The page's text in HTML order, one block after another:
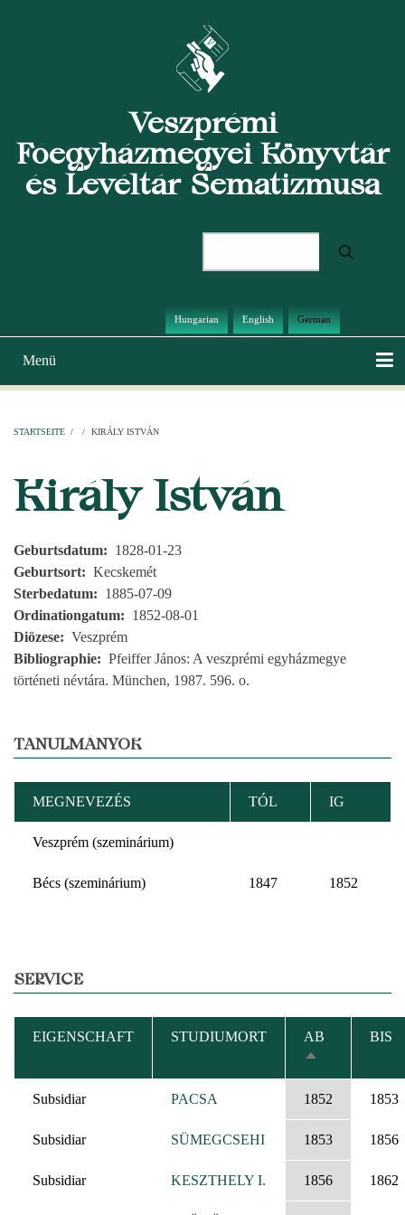
Veszprémi
Főegyházmegyei Könyvtár
és Levéltár Sematizmusa
Hungarian English German
Hauptnavigation
Menü
STARTSEITE / / KIRÁLY ISTVÁN
Király István
Geburtsdatum
1828-01-23
Geburtsort
Kecskemét
Sterbedatum
1885-07-09
Ordinationgatum
1852-08-01
Diözese
Veszprém
Bibliographie
Pfeiffer János: A veszprémi egyházmegye
történeti névtára. München, 1987. 596. o.
TANULMÁNYOK
MEGNEVEZÉS TÓL IG
Veszprém (szeminárium)
Bécs (szeminárium) 1847 1852
SERVICE
EIGENSCHAFT STUDIUMORT
AB
ABSTEIGEND
SORTIEREN
BIS
Subsidiar PACSA 1852 1853
Subsidiar SÜMEGCSEHI 1853 1856
Subsidiar KESZTHELY I. 1856 1862